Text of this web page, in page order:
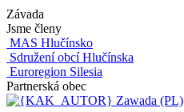
Závada
Jsme členy
MAS Hlučínsko
Sdružení obcí Hlučínska
Euroregion Silesia
Partnerská obec
Zawada (PL)